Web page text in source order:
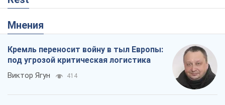
Мнения
Кремль переносит войну в тыл Европы:
под угрозой критическая логистика
Виктор Ягун 414